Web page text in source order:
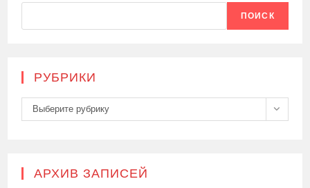
ПОИСК
РУБРИКИ
Рубрики
Выберите рубрику
АРХИВ ЗАПИСЕЙ